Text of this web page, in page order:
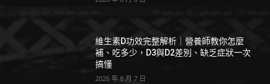
維生素D功效完整解析｜營養師教你怎麼
補、吃多少，D3與D2差別、缺乏症狀一次
搞懂
2026 年 8 月 7 日